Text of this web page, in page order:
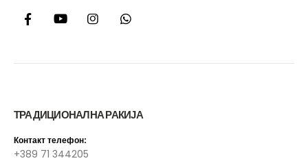
ТРАДИЦИОНАЛНА РАКИЈА
Контакт телефон:
+389 71 344205